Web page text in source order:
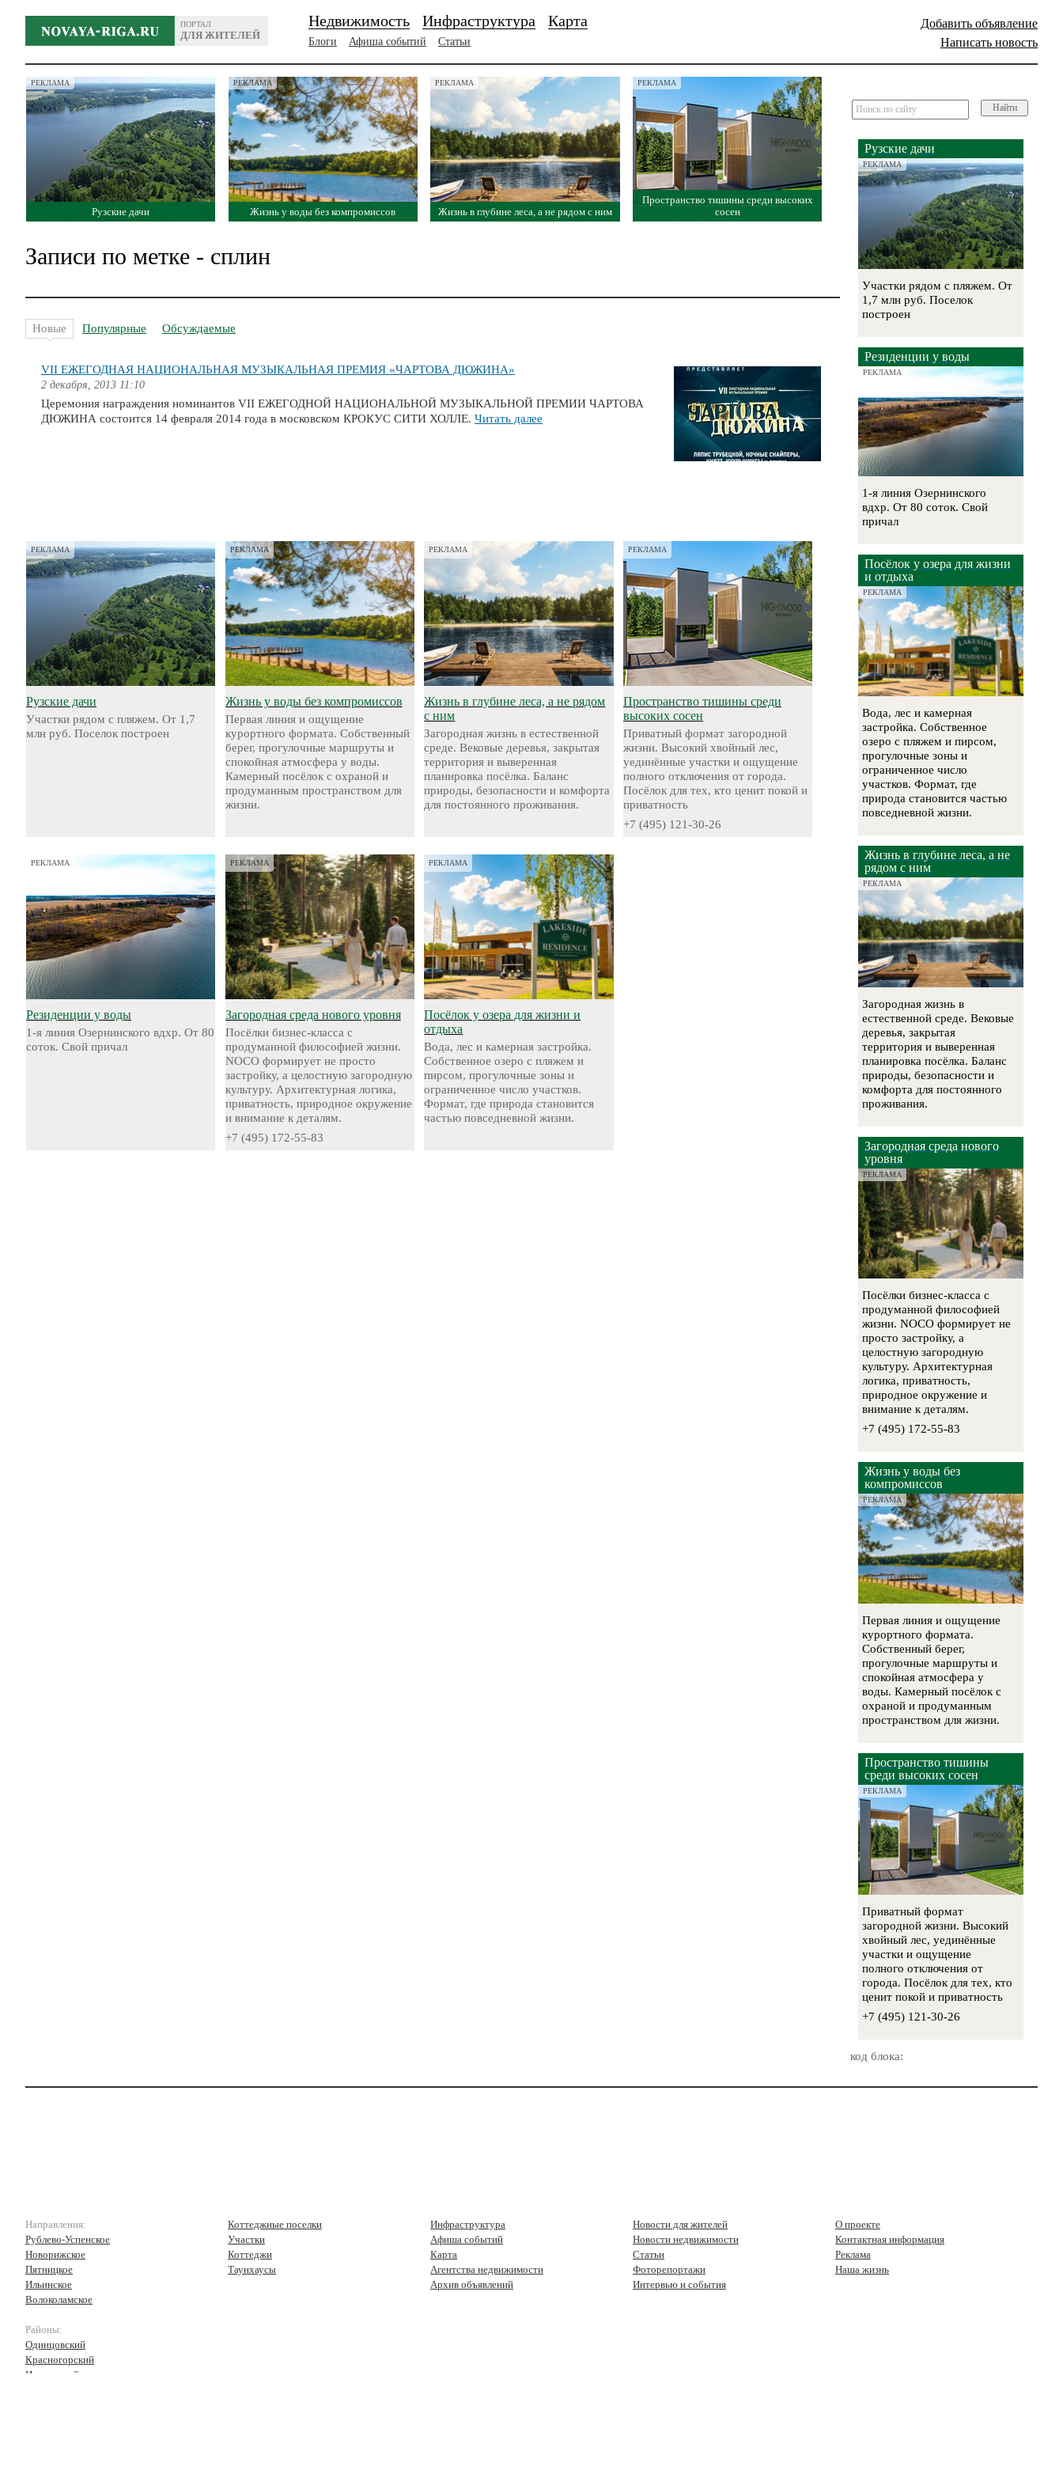
ПОРТАЛ
ДЛЯ ЖИТЕЛЕЙ
Добавить объявление
Написать новость
Недвижимость Инфраструктура Карта
Блоги Афиша событий Статьи
РЕКЛАМА
Рузские дачи
РЕКЛАМА
Жизнь у воды без компромиссов
РЕКЛАМА
Жизнь в глубине леса, а не рядом с ним
РЕКЛАМА
Пространство тишины среди высоких
сосен
Записи по метке - сплин
Новые Популярные Обсуждаемые
VII ЕЖЕГОДНАЯ НАЦИОНАЛЬНАЯ МУЗЫКАЛЬНАЯ ПРЕМИЯ «ЧАРТОВА ДЮЖИНА»
2 декабря, 2013 11:10
Церемония награждения номинантов VII ЕЖЕГОДНОЙ НАЦИОНАЛЬНОЙ МУЗЫКАЛЬНОЙ ПРЕМИИ ЧАРТОВА
ДЮЖИНА состоится 14 февраля 2014 года в московском КРОКУС СИТИ ХОЛЛЕ. Читать далее
РЕКЛАМА
Рузские дачи
Участки рядом с пляжем. От 1,7
млн руб. Поселок построен
РЕКЛАМА
Жизнь у воды без компромиссов
Первая линия и ощущение
курортного формата. Собственный
берег, прогулочные маршруты и
спокойная атмосфера у воды.
Камерный посёлок с охраной и
продуманным пространством для
жизни.
РЕКЛАМА
Жизнь в глубине леса, а не рядом
с ним
Загородная жизнь в естественной
среде. Вековые деревья, закрытая
территория и выверенная
планировка посёлка. Баланс
природы, безопасности и комфорта
для постоянного проживания.
РЕКЛАМА
Пространство тишины среди
высоких сосен
Приватный формат загородной
жизни. Высокий хвойный лес,
уединённые участки и ощущение
полного отключения от города.
Посёлок для тех, кто ценит покой и
приватность
+7 (495) 121-30-26
РЕКЛАМА
Резиденции у воды
1-я линия Озернинского вдхр. От 80
соток. Свой причал
РЕКЛАМА
Загородная среда нового уровня
Посёлки бизнес-класса с
продуманной философией жизни.
NOCO формирует не просто
застройку, а целостную загородную
культуру. Архитектурная логика,
приватность, природное окружение
и внимание к деталям.
+7 (495) 172-55-83
РЕКЛАМА
Посёлок у озера для жизни и
отдыха
Вода, лес и камерная застройка.
Собственное озеро с пляжем и
пирсом, прогулочные зоны и
ограниченное число участков.
Формат, где природа становится
частью повседневной жизни.
Найти
Рузские дачи
РЕКЛАМА
Участки рядом с пляжем. От
1,7 млн руб. Поселок
построен
Резиденции у воды
РЕКЛАМА
1-я линия Озернинского
вдхр. От 80 соток. Свой
причал
Посёлок у озера для жизни
и отдыха
РЕКЛАМА
Вода, лес и камерная
застройка. Собственное
озеро с пляжем и пирсом,
прогулочные зоны и
ограниченное число
участков. Формат, где
природа становится частью
повседневной жизни.
Жизнь в глубине леса, а не
рядом с ним
РЕКЛАМА
Загородная жизнь в
естественной среде. Вековые
деревья, закрытая
территория и выверенная
планировка посёлка. Баланс
природы, безопасности и
комфорта для постоянного
проживания.
Загородная среда нового
уровня
РЕКЛАМА
Посёлки бизнес-класса с
продуманной философией
жизни. NOCO формирует не
просто застройку, а
целостную загородную
культуру. Архитектурная
логика, приватность,
природное окружение и
внимание к деталям.
+7 (495) 172-55-83
Жизнь у воды без
компромиссов
РЕКЛАМА
Первая линия и ощущение
курортного формата.
Собственный берег,
прогулочные маршруты и
спокойная атмосфера у
воды. Камерный посёлок с
охраной и продуманным
пространством для жизни.
Пространство тишины
среди высоких сосен
РЕКЛАМА
Приватный формат
загородной жизни. Высокий
хвойный лес, уединённые
участки и ощущение
полного отключения от
города. Посёлок для тех, кто
ценит покой и приватность
+7 (495) 121-30-26
код блока:
Направления:
Рублево-Успенское
Новорижское
Пятницкое
Ильинское
Волоколамское
Районы:
Одинцовский
Красногорский
Истринский
Коттеджные поселки
Участки
Коттеджи
Таунхаусы
Инфраструктура
Афиша событий
Карта
Агентства недвижимости
Архив объявлений
Новости для жителей
Новости недвижимости
Статьи
Фоторепортажи
Интервью и события
О проекте
Контактная информация
Реклама
Наша жизнь